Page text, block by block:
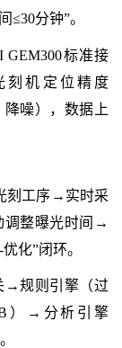
≤30分钟”。
GEM300标准接
刻机定位精度
噪），数据上
刻工序→实时采
整曝光时间→
化”闭环。
→规则引擎（过
）→分析引擎